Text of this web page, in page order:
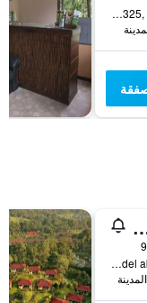
Avenida 325, Provincia de Alajuela, لا فورتونا, كوستاريكا
آند سبا
Calle Burios, 1 km NE del abastecedor Diamante, لا فورتونا, كوستاريكا